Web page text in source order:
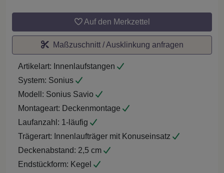
Auf den Merkzettel
Maßzuschnitt / Ausklinkung anfragen
Artikelart: Innenlaufstangen
System: Sonius
Modell: Sonius Savio
Montageart: Deckenmontage
Laufanzahl: 1-läufig
Trägerart: Innenlaufträger mit Konuseinsatz
Deckenabstand: 2,5 cm
Endstückform: Kegel